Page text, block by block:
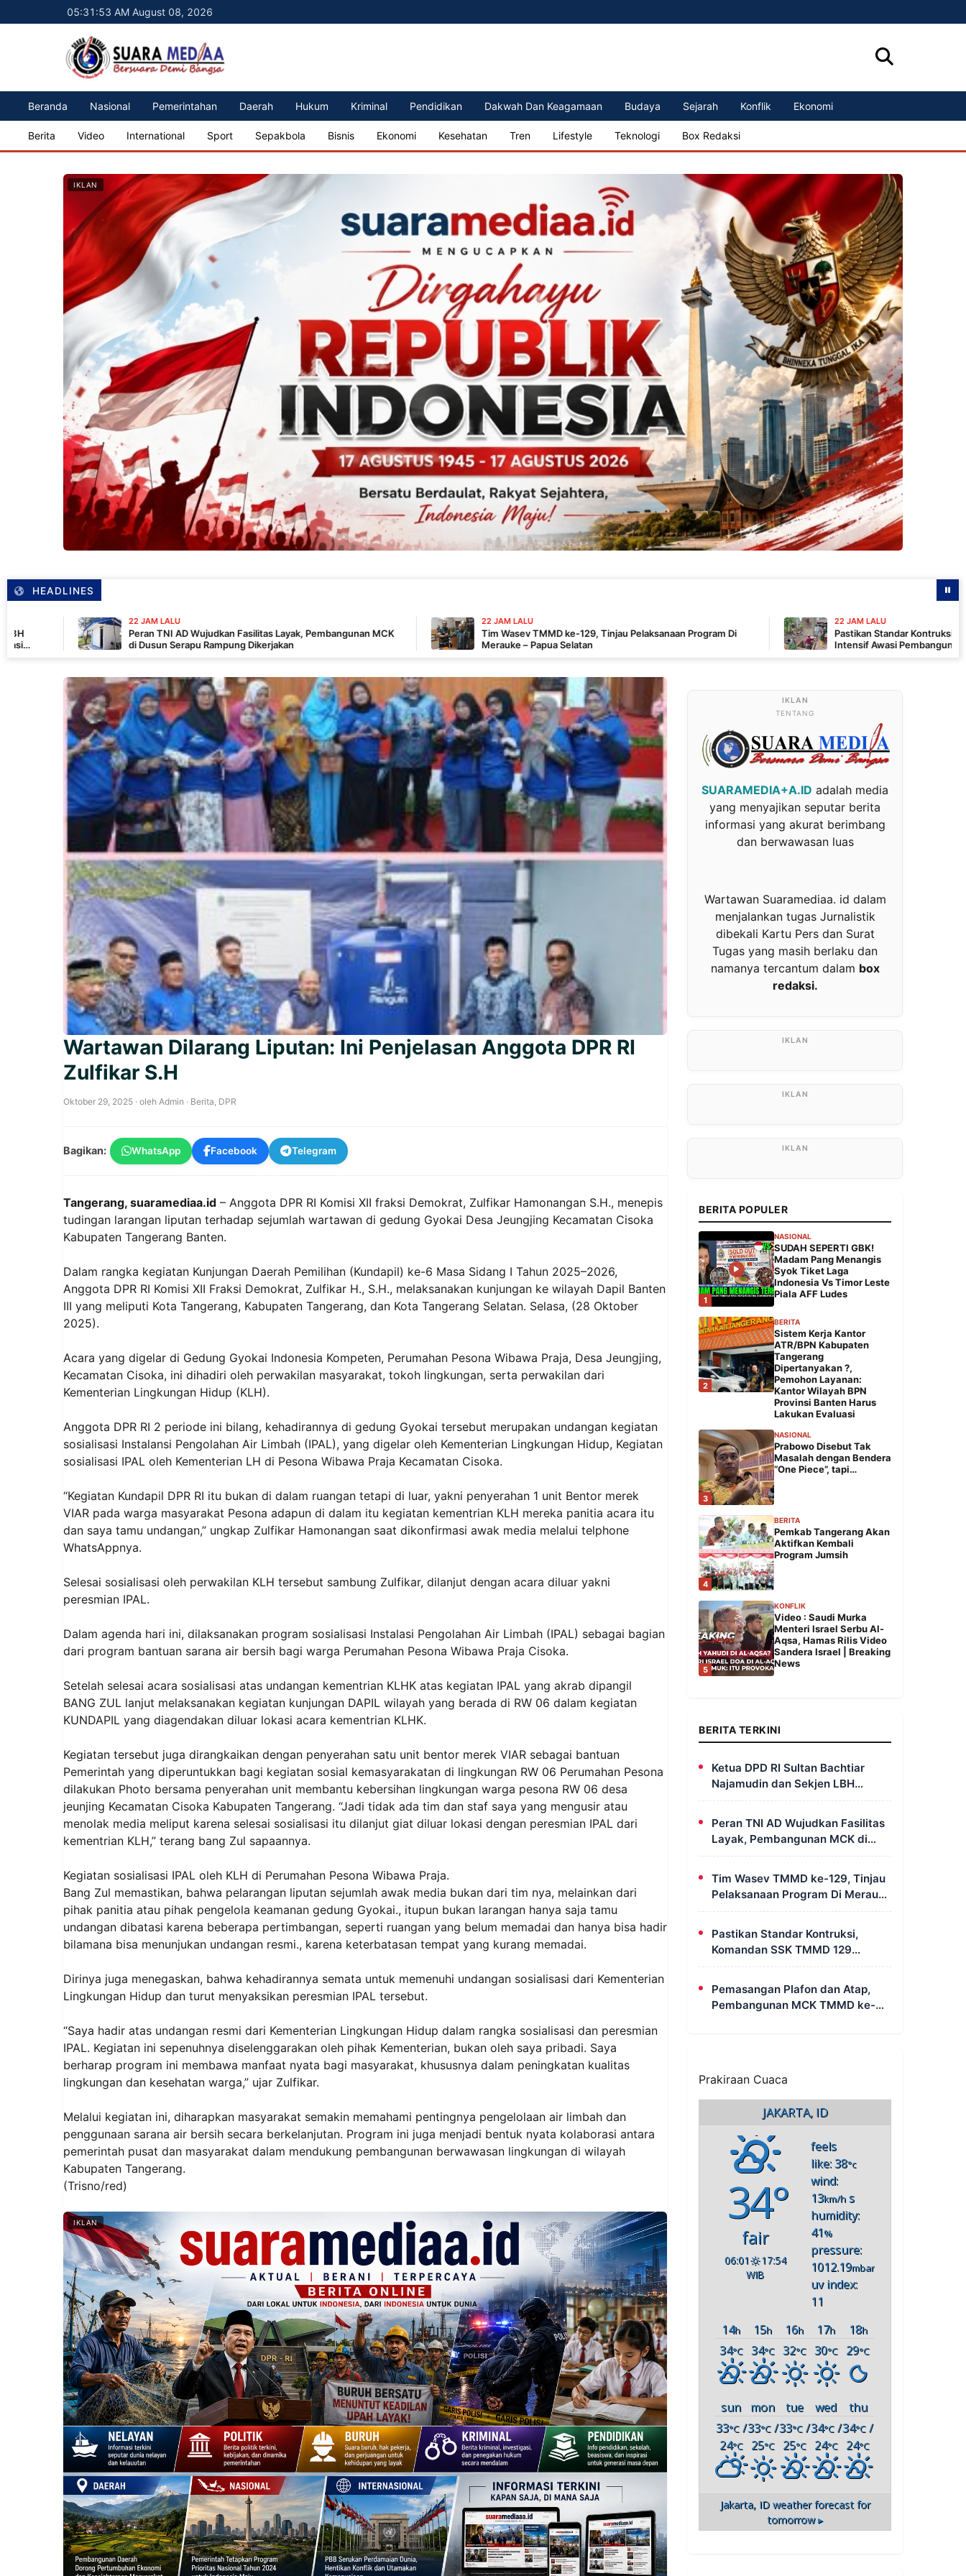
05:31:55 AM August 08, 2026
Beranda Nasional Pemerintahan Daerah Hukum Kriminal Pendidikan Dakwah Dan Keagamaan Budaya Sejarah Konflik Ekonomi
Berita Video International Sport Sepakbola Bisnis Ekonomi Kesehatan Tren Lifestyle Teknologi Box Redaksi
IKLAN
HEADLINES
22 JAM LALU
Peran TNI AD Wujudkan Fasilitas Layak, Pembangunan MCK
di Dusun Serapu Rampung Dikerjakan
22 JAM LALU
Tim Wasev TMMD ke-129, Tinjau Pelaksanaan Program Di
Merauke – Papua Selatan
22 JAM LALU
Pastikan Standar Kontruksi, Komandan SSK
Intensif Awasi Pembangunan MCK di Wanam
Wartawan Dilarang Liputan: Ini Penjelasan Anggota DPR RI
Zulfikar S.H
Oktober 29, 2025 · oleh Admin · Berita DPR
Bagikan: WhatsApp Facebook Telegram
Tangerang, suaramediaa.id – Anggota DPR RI Komisi XII fraksi Demokrat, Zulfikar Hamonangan S.H., menepis
tudingan larangan liputan terhadap sejumlah wartawan di gedung Gyokai Desa Jeungjing Kecamatan Cisoka
Kabupaten Tangerang Banten.
Dalam rangka kegiatan Kunjungan Daerah Pemilihan (Kundapil) ke-6 Masa Sidang I Tahun 2025–2026,
Anggota DPR RI Komisi XII Fraksi Demokrat, Zulfikar H., S.H., melaksanakan kunjungan ke wilayah Dapil Banten
III yang meliputi Kota Tangerang, Kabupaten Tangerang, dan Kota Tangerang Selatan. Selasa, (28 Oktober
2025).
Acara yang digelar di Gedung Gyokai Indonesia Kompeten, Perumahan Pesona Wibawa Praja, Desa Jeungjing,
Kecamatan Cisoka, ini dihadiri oleh perwakilan masyarakat, tokoh lingkungan, serta perwakilan dari
Kementerian Lingkungan Hidup (KLH).
Anggota DPR RI 2 periode ini bilang, kehadirannya di gedung Gyokai tersebut merupakan undangan kegiatan
sosialisasi Instalansi Pengolahan Air Limbah (IPAL), yang digelar oleh Kementerian Lingkungan Hidup, Kegiatan
sosialisasi IPAL oleh Kementerian LH di Pesona Wibawa Praja Kecamatan Cisoka.
“Kegiatan Kundapil DPR RI itu bukan di dalam ruangan tetapi di luar, yakni penyerahan 1 unit Bentor merek
VIAR pada warga masyarakat Pesona adapun di dalam itu kegiatan kementrian KLH mereka panitia acara itu
dan saya tamu undangan,” ungkap Zulfikar Hamonangan saat dikonfirmasi awak media melalui telphone
WhatsAppnya.
Selesai sosialisasi oleh perwakilan KLH tersebut sambung Zulfikar, dilanjut dengan acara diluar yakni
peresmian IPAL.
Dalam agenda hari ini, dilaksanakan program sosialisasi Instalasi Pengolahan Air Limbah (IPAL) sebagai bagian
dari program bantuan sarana air bersih bagi warga Perumahan Pesona Wibawa Praja Cisoka.
Setelah selesai acara sosialisasi atas undangan kementrian KLHK atas kegiatan IPAL yang akrab dipangil
BANG ZUL lanjut melaksanakan kegiatan kunjungan DAPIL wilayah yang berada di RW 06 dalam kegiatan
KUNDAPIL yang diagendakan diluar lokasi acara kementrian KLHK.
Kegiatan tersebut juga dirangkaikan dengan penyerahan satu unit bentor merek VIAR sebagai bantuan
Pemerintah yang diperuntukkan bagi kegiatan sosial kemasyarakatan di lingkungan RW 06 Perumahan Pesona
dilakukan Photo bersama penyerahan unit membantu kebersihan lingkungan warga pesona RW 06 desa
jeunjing Kecamatan Cisoka Kabupaten Tangerang. “Jadi tidak ada tim dan staf saya yang mengusir atau
menolak media meliput karena selesai sosialisasi itu dilanjut giat diluar lokasi dengan peresmian IPAL dari
kementrian KLH,” terang bang Zul sapaannya.
Kegiatan sosialisasi IPAL oleh KLH di Perumahan Pesona Wibawa Praja.
Bang Zul memastikan, bahwa pelarangan liputan sejumlah awak media bukan dari tim nya, melainkan dari
pihak panitia atau pihak pengelola keamanan gedung Gyokai., itupun bukan larangan hanya saja tamu
undangan dibatasi karena beberapa pertimbangan, seperti ruangan yang belum memadai dan hanya bisa hadir
bilamana bisa menunjukan undangan resmi., karena keterbatasan tempat yang kurang memadai.
Dirinya juga menegaskan, bahwa kehadirannya semata untuk memenuhi undangan sosialisasi dari Kementerian
Lingkungan Hidup dan turut menyaksikan peresmian IPAL tersebut.
“Saya hadir atas undangan resmi dari Kementerian Lingkungan Hidup dalam rangka sosialisasi dan peresmian
IPAL. Kegiatan ini sepenuhnya diselenggarakan oleh pihak Kementerian, bukan oleh saya pribadi. Saya
berharap program ini membawa manfaat nyata bagi masyarakat, khususnya dalam peningkatan kualitas
lingkungan dan kesehatan warga,” ujar Zulfikar.
Melalui kegiatan ini, diharapkan masyarakat semakin memahami pentingnya pengelolaan air limbah dan
penggunaan sarana air bersih secara berkelanjutan. Program ini juga menjadi bentuk nyata kolaborasi antara
pemerintah pusat dan masyarakat dalam mendukung pembangunan berwawasan lingkungan di wilayah
Kabupaten Tangerang.
(Trisno/red)
IKLAN
TENTANG
SUARAMEDIA+A.ID adalah media
yang menyajikan seputar berita
informasi yang akurat berimbang
dan berwawasan luas
Wartawan Suaramediaa. id dalam
menjalankan tugas Jurnalistik
dibekali Kartu Pers dan Surat
Tugas yang masih berlaku dan
namanya tercantum dalam box
redaksi.
BERITA POPULER
1
NASIONAL
SUDAH SEPERTI GBK!
Madam Pang Menangis
Syok Tiket Laga
Indonesia Vs Timor Leste
Piala AFF Ludes
2
BERITA
Sistem Kerja Kantor
ATR/BPN Kabupaten
Tangerang
Dipertanyakan ?,
Pemohon Layanan:
Kantor Wilayah BPN
Provinsi Banten Harus
Lakukan Evaluasi
3
NASIONAL
Prabowo Disebut Tak
Masalah dengan Bendera
“One Piece”, tapi…
4
BERITA
Pemkab Tangerang Akan
Aktifkan Kembali
Program Jumsih
5
KONFLIK
Video : Saudi Murka
Menteri Israel Serbu Al-
Aqsa, Hamas Rilis Video
Sandera Israel | Breaking
News
BERITA TERKINI
Ketua DPD RI Sultan Bachtiar
Najamudin dan Sekjen LBH
FERADI Yoshua Rivaldo Bahas
Geopolitik dan Supremasi Hukum
Peran TNI AD Wujudkan Fasilitas
Layak, Pembangunan MCK di
Dusun Serapu Rampung
Dikerjakan
Tim Wasev TMMD ke-129, Tinjau
Pelaksanaan Program Di Merauke
– Papua Selatan
Pastikan Standar Kontruksi,
Komandan SSK TMMD 129
Intensif Awasi Pembangunan
Pemasangan Plafon dan Atap,
Pembangunan MCK TMMD ke-
Prakiraan Cuaca
JAKARTA, ID
34°
fair
06:01
17:54
WIB
feels
like: 38°c
wind:
13km/h s
humidity:
41%
pressure:
1012.19mbar
uv index:
11
14h 15h 16h 17h 18h
34°C 34°C 32°C 30°C 29°C
sun mon tue wed
thu
33°C/
24°C
33°C/
25°C
33°C/
25°C
34°C/
24°C
34°C /
24°C
Jakarta, IDweather forecast for
tomorrow ▸